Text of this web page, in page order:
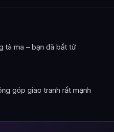
tà ma – bạn đã bất tử
góp giao tranh rất mạnh